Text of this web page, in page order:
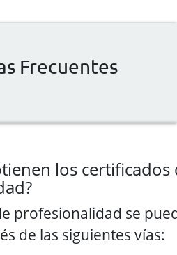
Frecuentes
los certificados
profesionalidad se
de las siguientes vías: